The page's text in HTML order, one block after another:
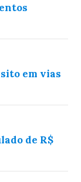
em vias
de R$